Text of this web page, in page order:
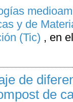
y de
(Tic) , en
de
de